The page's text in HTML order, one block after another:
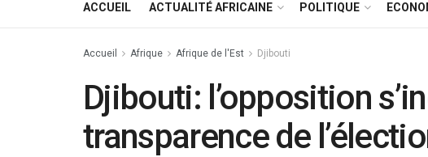
ACCUEIL ACTUALITÉ AFRICAINE POLITIQUE
Accueil Afrique Afrique de l'Est Djibouti
Djibouti: l’opposition
transparence de